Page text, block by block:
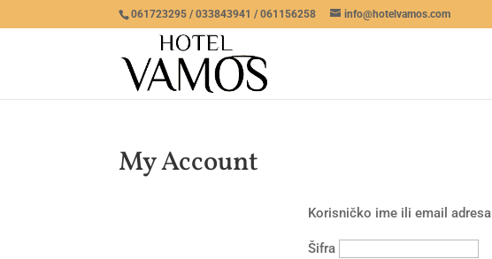
061723295 / 033843941 / 061156258 info@hotelvamos.com
My Account
Korisničko ime ili email adresa
Šifra